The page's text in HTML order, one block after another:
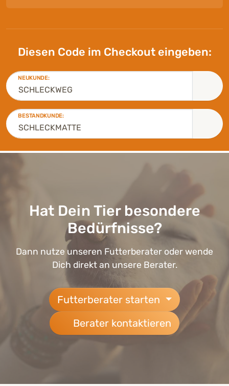
Diesen Code im Checkout eingeben:
NEUKUNDE:
BESTANDKUNDE:
Hat Dein Tier besondere
Bedürfnisse?
Dann nutze unseren Futterberater oder wende
Dich direkt an unsere Berater.
Futterberater starten
Berater kontaktieren